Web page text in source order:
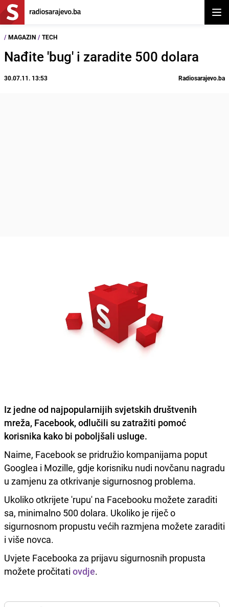
/ MAGAZIN / TECH
Nađite 'bug' i zaradite 500 dolara
30.07.11. 13:53 Radiosarajevo.ba
Iz jedne od najpopularnijih svjetskih društvenih
mreža, Facebook, odlučili su zatražiti pomoć
korisnika kako bi poboljšali usluge.
Naime, Facebook se pridružio kompanijama poput
Googlea i Mozille, gdje korisniku nudi novčanu nagradu
u zamjenu za otkrivanje sigurnosnog problema.
Ukoliko otkrijete 'rupu' na Facebooku možete zaraditi
sa, minimalno 500 dolara. Ukoliko je riječ o
sigurnosnom propustu većih razmjena možete zaraditi
i više novca.
Uvjete Facebooka za prijavu sigurnosnih propusta
možete pročitati ovdje.